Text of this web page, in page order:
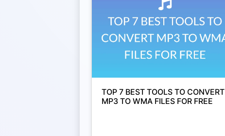
TOP 7 BEST TOOLS TO CONVERT
MP3 TO WMA FILES FOR FREE